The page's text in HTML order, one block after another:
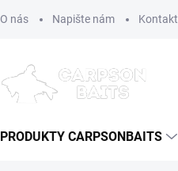
O nás Napište nám
PRODUKTY CARPSONBAITS